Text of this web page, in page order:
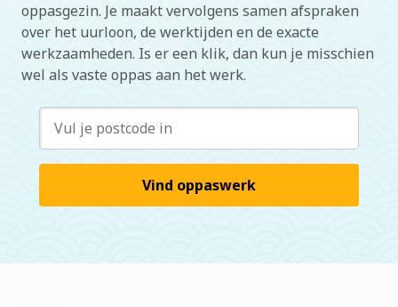
oppasgezin. Je maakt vervolgens samen afspraken
over het uurloon, de werktijden en de exacte
werkzaamheden. Is er een klik, dan kun je misschien
wel als vaste oppas aan het werk.
Vind oppaswerk